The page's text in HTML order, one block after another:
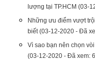
lượng tại TP.HCM (03-
Những ưu điểm vượt
biết (03-12-2020 - Đã
Vì sao bạn nên chọn
(03-12-2020 - Đã xem: